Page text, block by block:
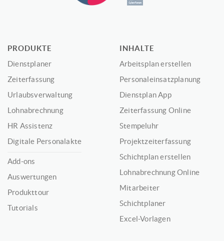
PRODUKTE
Dienstplaner
Zeiterfassung
Urlaubsverwaltung
Lohnabrechnung
HR Assistenz
Digitale Personalakte
Add-ons
Auswertungen
Produkttour
Tutorials
INHALTE
Arbeitsplan erstellen
Personaleinsatzplanung
Dienstplan App
Zeiterfassung Online
Stempeluhr
Projektzeiterfassung
Schichtplan erstellen
Lohnabrechnung Online
Mitarbeiter
Schichtplaner
Excel-Vorlagen